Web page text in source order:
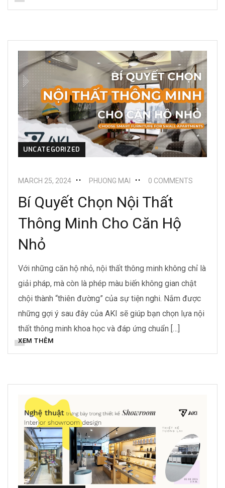
UNCATEGORIZED
MARCH 25, 2024 PHUONG MAI 0 COMMENTS
Bí Quyết Chọn Nội Thất
Thông Minh Cho Căn Hộ
Nhỏ
Với những căn hộ nhỏ, nội thất thông minh không chỉ là
giải pháp, mà còn là phép màu biến không gian chật
chội thành “thiên đường” của sự tiện nghi. Nắm được
những gợi ý sau đây của AKI sẽ giúp bạn chọn lựa nội
thất thông minh khoa học và đáp ứng chuẩn […]
XEM THÊM